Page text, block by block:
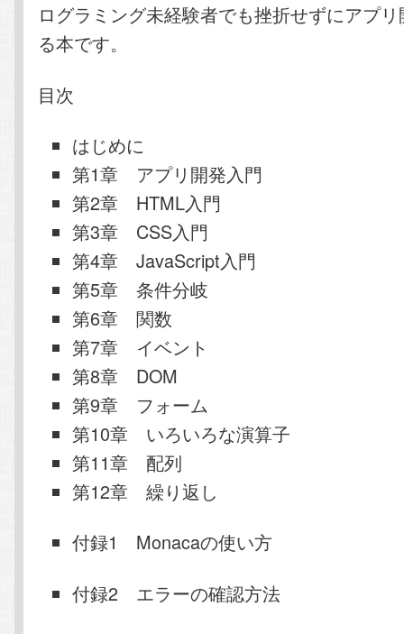
ログラミング未経験者でも挫折せずにアプ
る本です。
目次
はじめに
第1章 アプリ開発入門
第2章 HTML入門
第3章 CSS入門
第4章 JavaScript入門
第5章 条件分岐
第6章 関数
第7章 イベント
第8章 DOM
第9章 フォーム
第10章 いろいろな演算子
第11章 配列
第12章 繰り返し
付録1 Monacaの使い方
付録2 エラーの確認方法